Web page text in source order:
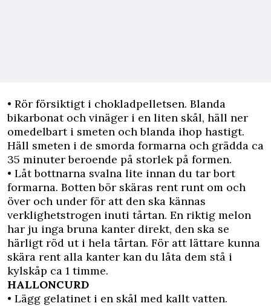
• Rör försiktigt i chokladpelletsen. Blanda
bikarbonat och vinäger i en liten skål, häll ner
omedelbart i smeten och blanda ihop hastigt.
Häll smeten i de smorda formarna och grädda ca
35 minuter beroende på storlek på formen.
• Låt bottnarna svalna lite innan du tar bort
formarna. Botten bör skäras rent runt om och
över och under för att den ska kännas
verklighetstrogen inuti tårtan. En riktig melon
har ju inga bruna kanter direkt, den ska se
härligt röd ut i hela tårtan. För att lättare kunna
skära rent alla kanter kan du låta dem stå i
kylskåp ca 1 timme.
HALLONCURD
• Lägg gelatinet i en skål med kallt vatten.